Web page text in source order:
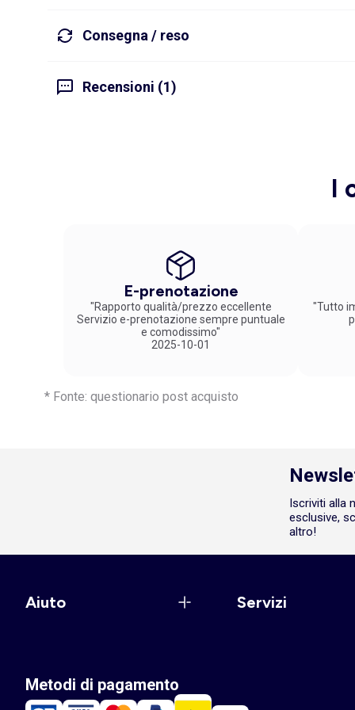
Consegna / reso
Recensioni (1)
I
E-prenotazione
"Rapporto qualità/prezzo eccellente
Servizio e-prenotazione sempre puntuale
e comodissimo"
2025-10-01
"Tutto
* Fonte: questionario post acquisto
Iscriviti alla
esclusive,
altro!
Aiuto Servizi
Metodi di pagamento